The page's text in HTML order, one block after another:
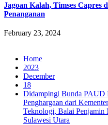
Jagoan Kalah, Timses Capres
Penanganan
February 23, 2024
Home
2023
December
18
Didampingi Bunda PAUD
Penghargaan dari
Teknologi, Balai Penjamin
Sulawesi Utara